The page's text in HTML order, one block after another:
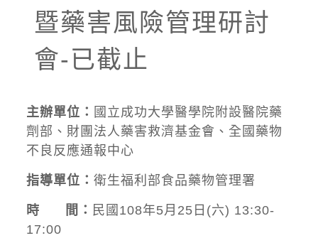
暨藥害風險管理研討
會-已截止
主辦單位： 國立成功大學醫學院附設醫院藥
劑部、財團法人藥害救濟基金會、全國藥物
不良反應通報中心
指導單位： 衛生福利部食品藥物管理署
時 間： 民國108年5月25日(六) 13:30-
17:00